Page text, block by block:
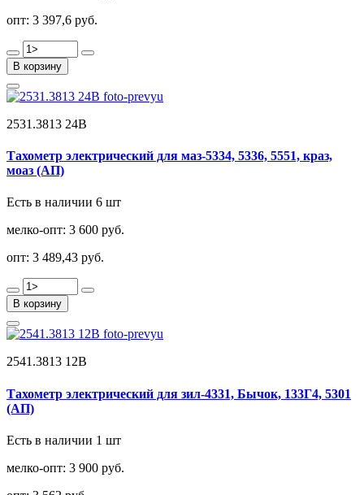
опт: 3 397,6 руб.
В корзину
2531.3813 24В
Тахометр электрический для маз-5334, 5336, 5551, краз,
моаз (АП)
Есть в наличии 6 шт
мелко-опт: 3 600 руб.
опт: 3 489,43 руб.
В корзину
2541.3813 12В
Тахометр электрический для зил-4331, Бычок, 133Г4, 5301
(АП)
Есть в наличии 1 шт
мелко-опт: 3 900 руб.